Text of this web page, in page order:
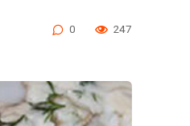
0 247